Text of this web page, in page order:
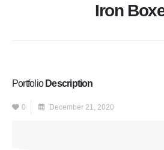
Iron
Portfolio Description
0 December 21, 2020